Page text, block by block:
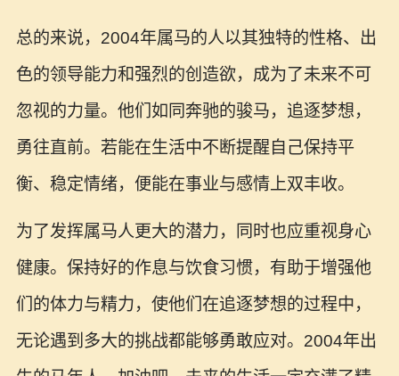
总的来说，2004年属马的人以其独特的性格、出
色的领导能力和强烈的创造欲，成为了未来不可
忽视的力量。他们如同奔驰的骏马，追逐梦想，
勇往直前。若能在生活中不断提醒自己保持平
衡、稳定情绪，便能在事业与感情上双丰收。
为了发挥属马人更大的潜力，同时也应重视身心
健康。保持好的作息与饮食习惯，有助于增强他
们的体力与精力，使他们在追逐梦想的过程中，
无论遇到多大的挑战都能够勇敢应对。2004年出